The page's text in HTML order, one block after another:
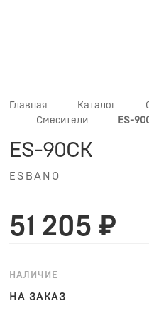
Главная — Каталог —
— Смесители — ES-
ES-90CK
ESBANO
51 205 ₽
НАЛИЧИЕ
НА ЗАКАЗ